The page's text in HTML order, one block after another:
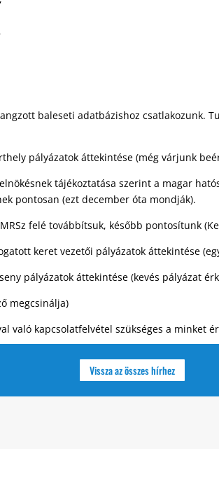
baleseti adatbázishoz csatlakozunk.
pályázatok áttekintése (még várjunk
tájékoztatása szerint a magar
pontosan (ezt december óta mondják).
felé továbbítsuk, később pontosítunk
keret vezetői pályázatok áttekintése
pályázatok áttekintése (kevés pályázat
megcsinálja)
való kapcsolatfelvétel szükséges a minket
Vissza az összes hírhez